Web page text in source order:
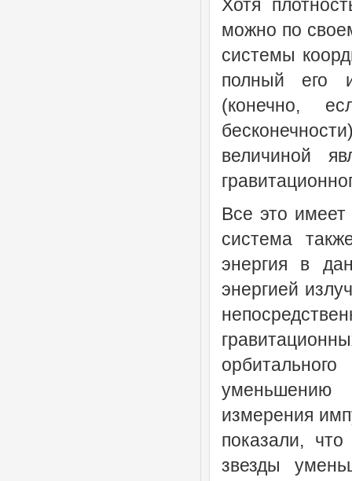
Хотя
можно по
системы
полный его
(конечно,
величиной
Все это
система
энергия в
энергией
уменьшению
измерения
показали,
звезды